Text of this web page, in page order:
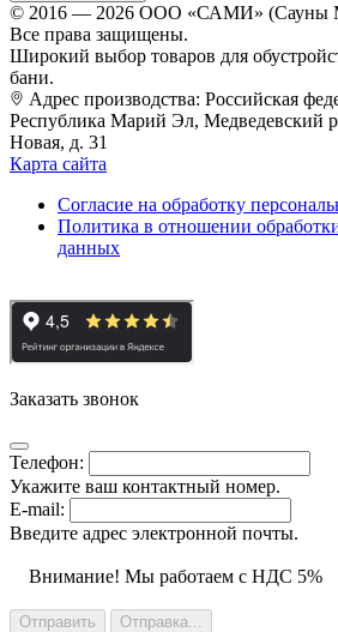
© 2016 — 2026 ООО «САМИ» (Сауны
Все права защищены.
Широкий выбор товаров для
бани.
Адрес производства: Российская
Республика Марий Эл, Медведевский
Новая, д. 31
Карта сайта
Cогласие на обработку
Политика в отношении
данных
Заказать звонок
Телефон:
Укажите ваш контактный номер.
E-mail:
Введите адрес электронной почты.
Внимание! Мы работаем с НДС 5%
Отправить Отправка...